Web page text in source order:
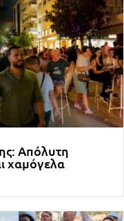
Απόλυτη
χαμόγελα